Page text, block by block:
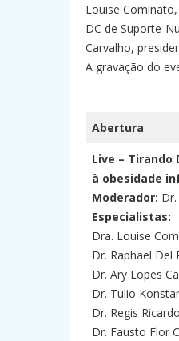
Louise
DC de Suporte
Carvalho,
A gravação do
Abertura
Live – Tirando
à obesidade
Moderador:
Especialistas:
Dra. Louise
Dr. Raphael Del
Dr. Ary Lopes
Dr. Tulio
Dr. Regis
Dr. Fausto Flor